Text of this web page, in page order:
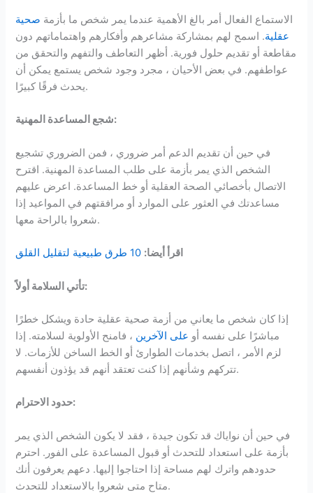
الاستماع الفعال أمر بالغ الأهمية عندما يمر شخص ما بأزمة صحية
عقلية. اسمح لهم بمشاركة مشاعرهم وأفكارهم واهتماماتهم دون
مقاطعة أو تقديم حلول فورية. أظهر التعاطف والتفهم والتحقق من
عواطفهم. في بعض الأحيان ، مجرد وجود شخص يستمع يمكن أن
يحدث فرقًا كبيرًا.
شجع المساعدة المهنية:
في حين أن تقديم الدعم أمر ضروري ، فمن الضروري تشجيع
الشخص الذي يمر بأزمة على طلب المساعدة المهنية. اقترح
الاتصال بأخصائي الصحة العقلية أو خط المساعدة. اعرض عليهم
مساعدتك في العثور على الموارد أو مرافقتهم في المواعيد إذا
شعروا بالراحة معها.
اقرأ أيضا: 10 طرق طبيعية لتقليل القلق
تأتي السلامة أولاً:
إذا كان شخص ما يعاني من أزمة صحية عقلية حادة ويشكل خطرًا
مباشرًا على نفسه أو على الآخرين ، فامنح الأولوية لسلامته. إذا
لزم الأمر ، اتصل بخدمات الطوارئ أو الخط الساخن للأزمات. لا
تتركهم وشأنهم إذا كنت تعتقد أنهم قد يؤذون أنفسهم.
حدود الاحترام:
في حين أن نواياك قد تكون جيدة ، فقد لا يكون الشخص الذي يمر
بأزمة على استعداد للتحدث أو قبول المساعدة على الفور. احترم
حدودهم واترك لهم مساحة إذا احتاجوا إليها. دعهم يعرفون أنك
متاح متى شعروا بالاستعداد للتحدث.